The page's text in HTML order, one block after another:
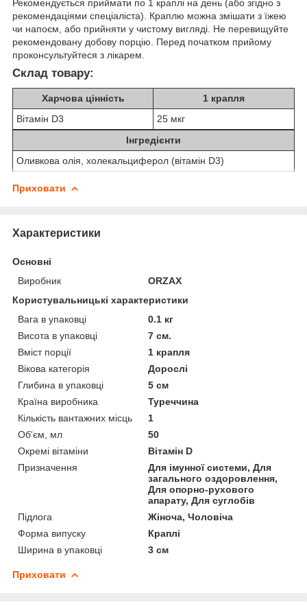
Рекомендується приймати по 1 краплі на день (або згідно з
рекомендаціями спеціаліста). Краплю можна змішати з їжею
чи напоєм, або прийняти у чистому вигляді. Не перевищуйте
рекомендовану добову порцію. Перед початком прийому
проконсультуйтеся з лікарем.
Склад товару:
Харчова цінність
1 крапля
Вітамін D3
25 мкг
Інгредієнти
Оливкова олія, холекальциферол (вітамін D3)
Приховати
Характеристики
Основні
Виробник
ORZAX
Користувальницькі характеристики
Вага в упаковці
0.1 кг
Висота в упаковці
7 см.
Вміст порції
1 крапля
Вікова категорія
Дорослі
Глибина в упаковці
5 см
Країна виробника
Туреччина
Кількість вантажних місць
1
Об'єм, мл
50
Окремі вітаміни
Вітамін D
Призначення
Для імунної системи, Для
загального оздоровлення,
Для опорно-рухового
апарату, Для суглобів
Підлога
Жіноча, Чоловіча
Форма випуску
Краплі
Ширина в упаковці
3 см
Приховати